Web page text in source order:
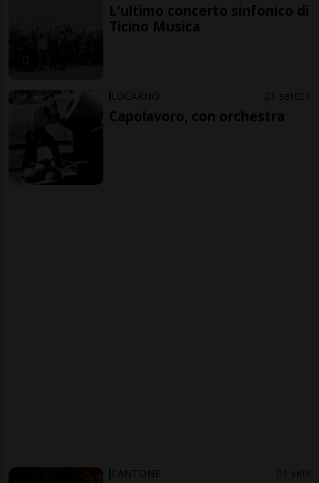
L'ultimo concerto sinfonico di
Ticino Musica
LOCARNO 1 sett 1
Capolavoro, con orchestra
CANTONE 1 sett